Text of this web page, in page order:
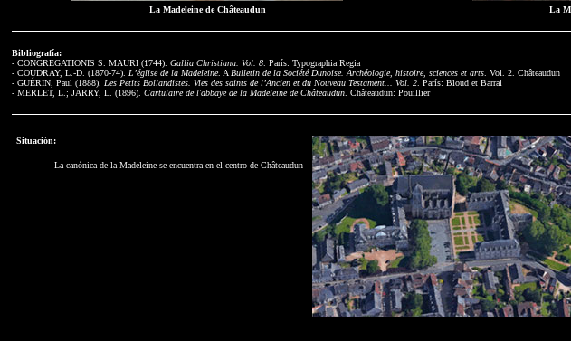
La Madeleine de Châteaudun La
Bibliografía:
- CONGREGATIONIS S. MAURI (1744). Gallia Christiana. Vol. 8 . París: Typographia Regia
- COUDRAY, L.-D. (1870-74). L’église de la Madeleine. A Bulletin de la Société Dunoise. Archéologie, histoire, sciences et arts . Vol. 2. Châteaudun
- GUÉRIN, Paul (1888). Les Petits Bollandistes. Vies des saints de l’Ancien et du Nouveau Testament... Vol. 2 . París: Bloud et Barral
- MERLET, L.; JARRY, L. (1896). Cartulaire de l'abbaye de la Madeleine de Châteaudun . Châteaudun: Pouillier
Situación:
La canónica de la Madeleine se encuentra en el centro de Châteaudun